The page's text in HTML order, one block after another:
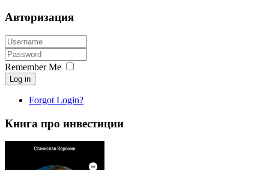
Авторизация
Remember Me
Log in
Forgot Login?
Книга про инвестиции